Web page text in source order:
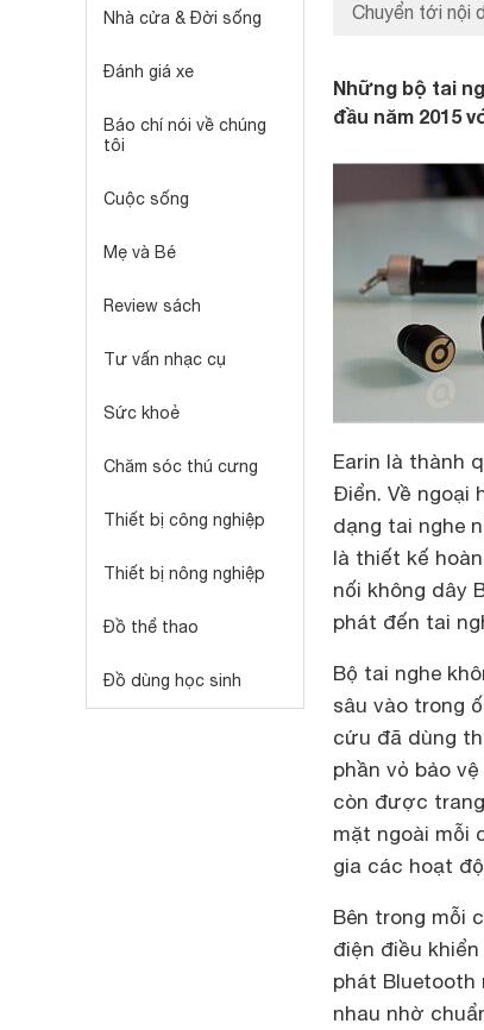
Nhà cửa & Đời sống
Đánh giá xe
Báo chí nói về chúng
tôi
Cuộc sống
Mẹ và Bé
Review sách
Tư vấn nhạc cụ
Sức khoẻ
Chăm sóc thú cưng
Thiết bị công nghiệp
Thiết bị nông nghiệp
Đồ thể thao
Đồ dùng học sinh
Chuyển tới nội
Những bộ tai
đầu năm 2015
Earin là thành
Điển. Về ngoại
dạng tai nghe
là thiết kế
nối không dây
phát đến tai
Bộ tai nghe
sâu vào trong
cứu đã dùng
phần vỏ bảo
còn được
mặt ngoài mỗi
gia các hoạt
Bên trong mỗi
điện điều
phát Bluetooth
nhau nhờ